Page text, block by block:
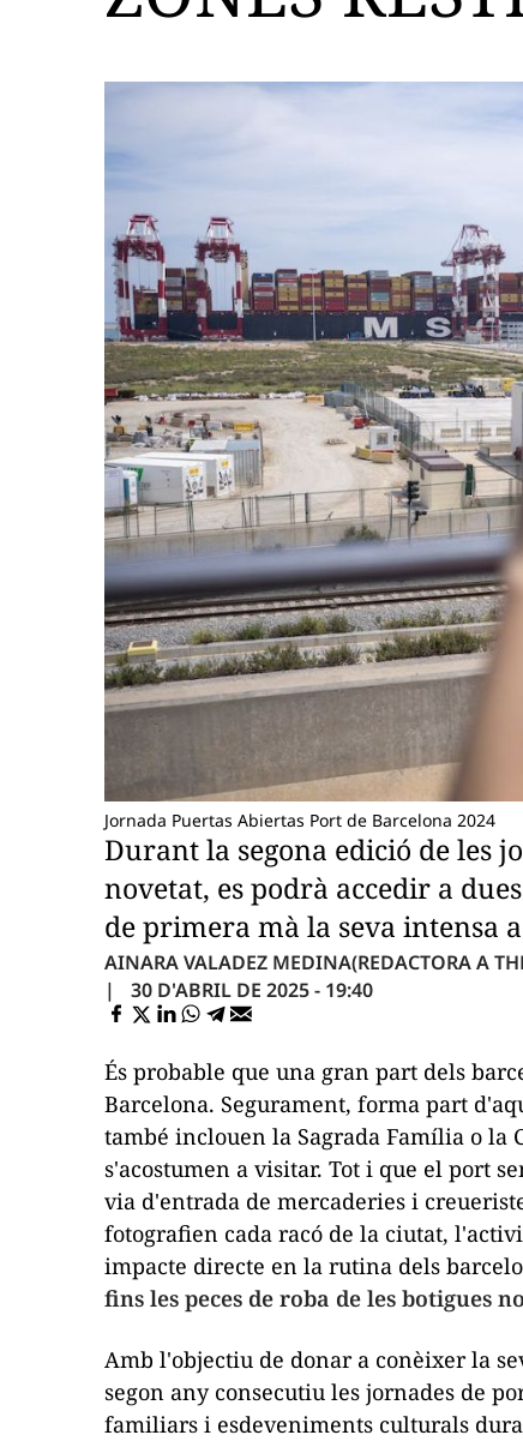
Jornada Puertas Abiertas Port de Barcelona 2024
Durant la segona edició de les
novetat, es podrà accedir a
de primera mà la seva intensa
AINARA VALADEZ MEDINA(REDACTORA A
30 D'ABRIL DE 2025 - 19:40
És probable que una gran part dels
Barcelona. Segurament, forma part
també inclouen la Sagrada Família o la
s'acostumen a visitar. Tot i que el port
via d'entrada de mercaderies i
fotografien cada racó de la ciutat,
impacte directe en la rutina dels
fins les peces de roba de les botigues
Amb l'objectiu de donar a conèixer la
segon any consecutiu les jornades de
familiars i esdeveniments culturals